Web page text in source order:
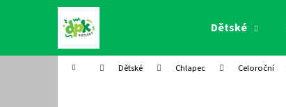
Dětské
Domů Dětské Chlapec Celoroční
í
Zpět
do
Zpět
do